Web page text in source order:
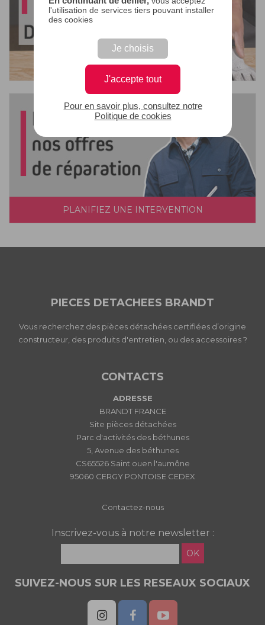
l'utilisation de services tiers pouvant installer
des cookies
Je choisis
J'accepte tout
Pour en savoir plus, consultez notre
Politique de cookies
PLANIFIEZ UNE INTERVENTION
PIECES DETACHEES BRANDT
Vous recherchez des pièces détachées certifiées d’origine
constructeur, des produits d'entretien, ou des accessoires ?
CONTACTS
ADRESSE
BRANDT FRANCE
Site pièces détachées
Parc d'activités des béthunes
5, Avenue des béthunes
CS65526 Saint ouen l'aumône
95060 CERGY PONTOISE CEDEX
Contactez-nous
Inscrivez-vous à notre newsletter :
OK
SUIVEZ-NOUS SUR LES RESEAUX SOCIAUX